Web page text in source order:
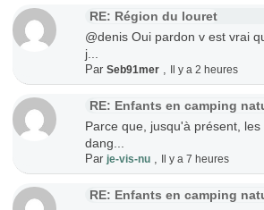
RE: Région du louret
@denis Oui pardon v est vrai
j...
ParSeb91mer Il y a 2 heures
RE: Enfants en camping
Parce que, jusqu'à présent,
dang...
Parje-vis-nu Il y a 7 heures
RE: Enfants en camping